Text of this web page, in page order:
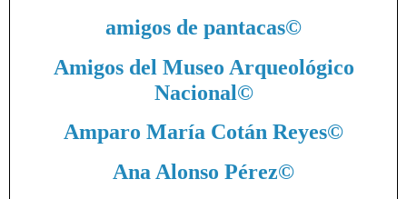
amigos de pantacas©
Amigos del Museo Arqueológico
Nacional©
Amparo María Cotán Reyes©
Ana Alonso Pérez©